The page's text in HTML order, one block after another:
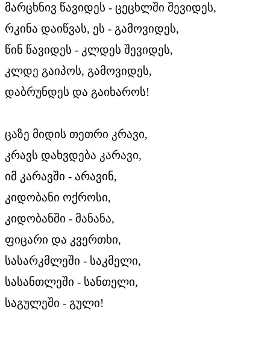
მარცხნივ წავიდეს - ცეცხლში შევიდეს,
რკინა დაიწვას, ეს - გამოვიდეს,
წინ წავიდეს - კლდეს შევიდეს,
კლდე გაიპოს, გამოვიდეს,
დაბრუნდეს და გაიხაროს!
ცაზე მიდის თეთრი კრავი,
კრავს დახვდება კარავი,
იმ კარავში - არავინ,
კიდობანი ოქროსი,
კიდობანში - მანანა,
ფიცარი და კვერთხი,
სასარკმლეში - საკმელი,
სასანთლეში - სანთელი,
საგულეში - გული!